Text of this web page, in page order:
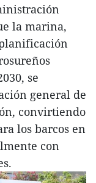
la marina,
se
general de
convirtiendo
los barcos en
con